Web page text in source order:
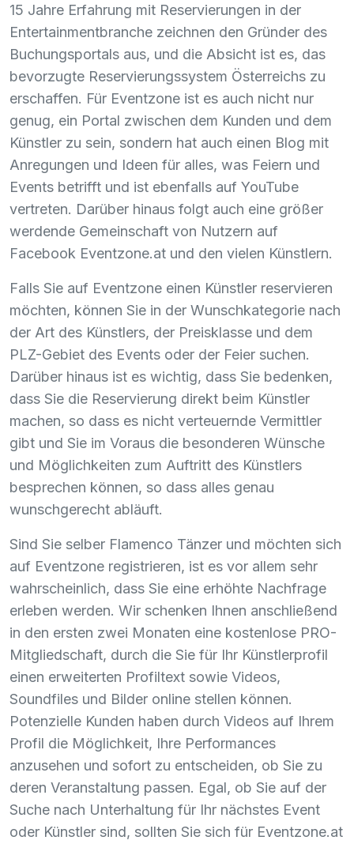
15 Jahre Erfahrung mit Reservierungen in der
Entertainmentbranche zeichnen den Gründer des
Buchungsportals aus, und die Absicht ist es, das
bevorzugte Reservierungssystem Österreichs zu
erschaffen. Für Eventzone ist es auch nicht nur
genug, ein Portal zwischen dem Kunden und dem
Künstler zu sein, sondern hat auch einen Blog mit
Anregungen und Ideen für alles, was Feiern und
Events betrifft und ist ebenfalls auf YouTube
vertreten. Darüber hinaus folgt auch eine größer
werdende Gemeinschaft von Nutzern auf
Facebook Eventzone.at und den vielen Künstlern.
Falls Sie auf Eventzone einen Künstler reservieren
möchten, können Sie in der Wunschkategorie nach
der Art des Künstlers, der Preisklasse und dem
PLZ-Gebiet des Events oder der Feier suchen.
Darüber hinaus ist es wichtig, dass Sie bedenken,
dass Sie die Reservierung direkt beim Künstler
machen, so dass es nicht verteuernde Vermittler
gibt und Sie im Voraus die besonderen Wünsche
und Möglichkeiten zum Auftritt des Künstlers
besprechen können, so dass alles genau
wunschgerecht abläuft.
Sind Sie selber Flamenco Tänzer und möchten sich
auf Eventzone registrieren, ist es vor allem sehr
wahrscheinlich, dass Sie eine erhöhte Nachfrage
erleben werden. Wir schenken Ihnen anschließend
in den ersten zwei Monaten eine kostenlose PRO-
Mitgliedschaft, durch die Sie für Ihr Künstlerprofil
einen erweiterten Profiltext sowie Videos,
Soundfiles und Bilder online stellen können.
Potenzielle Kunden haben durch Videos auf Ihrem
Profil die Möglichkeit, Ihre Performances
anzusehen und sofort zu entscheiden, ob Sie zu
deren Veranstaltung passen. Egal, ob Sie auf der
Suche nach Unterhaltung für Ihr nächstes Event
oder Künstler sind, sollten Sie sich für Eventzone.at